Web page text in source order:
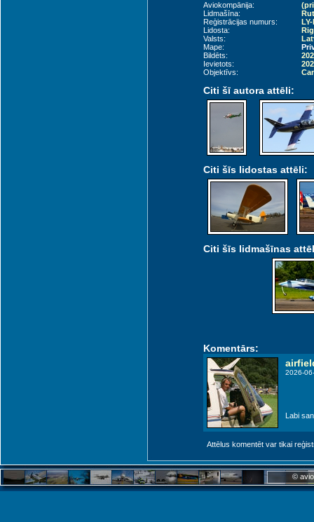
Aviokompānija:
Lidmašīna:
Reģistrācijas numurs:
Lidosta:
Valsts:
Mape:
Bildēts:
Ievietots:
Objektīvs:
Citi šī autora attēli:
Citi šīs lidostas attēli:
Citi šīs lidmašīnas
Komentārs:
2026-
Labi
Attēlus komentēt var tikai
©